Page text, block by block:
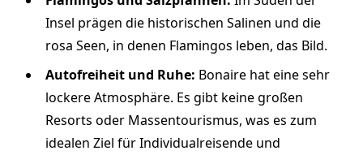
Insel prägen die historischen Salinen und die
rosa Seen, in denen Flamingos leben, das Bild.
Autofreiheit und Ruhe: Bonaire hat eine sehr
lockere Atmosphäre. Es gibt keine großen
Resorts oder Massentourismus, was es zum
idealen Ziel für Individualreisende und